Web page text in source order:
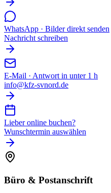
WhatsApp · Bilder direkt senden
Nachricht schreiben
E-Mail · Antwort in unter 1 h
info@kfz-svnord.de
Lieber online buchen?
Wunschtermin auswählen
Büro & Postanschrift